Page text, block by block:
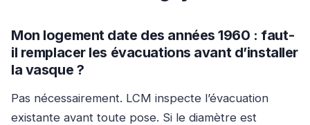
Mon logement date des années 1960 : faut-
il remplacer les évacuations avant d’installer
la vasque ?
Pas nécessairement. LCM inspecte l’évacuation
existante avant toute pose. Si le diamètre est